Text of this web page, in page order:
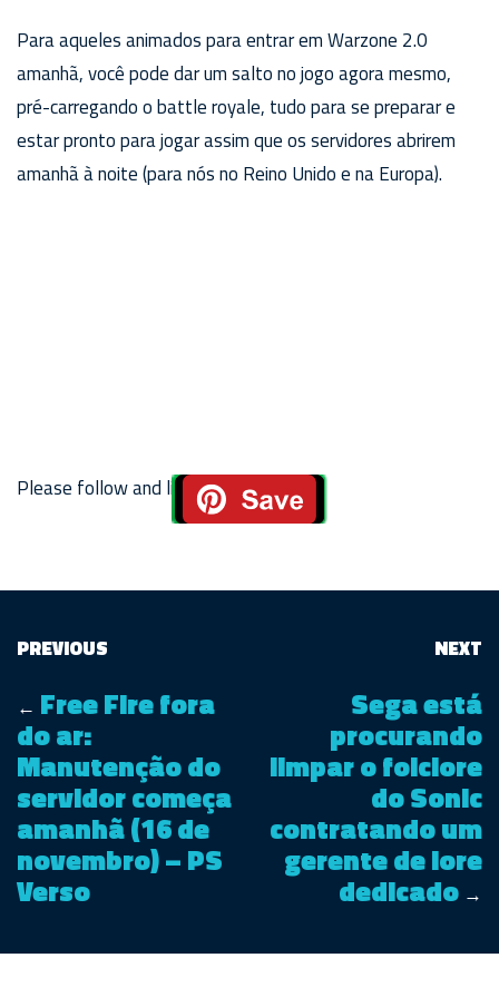
Para aqueles animados para entrar em Warzone 2.0
amanhã, você pode dar um salto no jogo agora mesmo,
pré-carregando o battle royale, tudo para se preparar e
estar pronto para jogar assim que os servidores abrirem
amanhã à noite (para nós no Reino Unido e na Europa).
Please follow and like us:
PREVIOUS
← Free Fire fora
do ar:
Manutenção do
servidor começa
amanhã (16 de
novembro) – PS
Verso
NEXT
Sega está
procurando
limpar o folclore
do Sonic
contratando um
gerente de lore
dedicado →